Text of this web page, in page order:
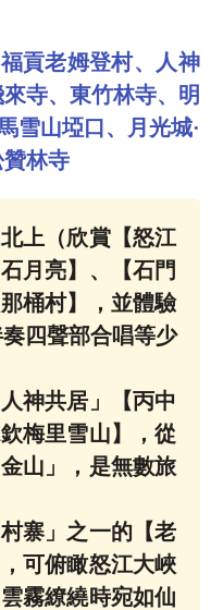
貢老姆登村、人神
寺、東竹林寺、明
雪山埡口、月光城·
林寺
上（欣賞【怒江
月亮】、【石門
桶村】，並體驗
奏四聲部合唱等少
神共居」【丙中
梅里雪山】，從
山」，是無數旅
寨」之一的【老
可俯瞰怒江大峽
霧繚繞時宛如仙